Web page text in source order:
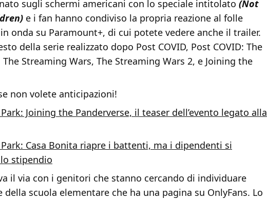
sugli schermi americani con lo speciale intitolato (Not
e i fan hanno condiviso la propria reazione al folle
onda su Paramount+, di cui potete vedere anche il trailer.
della serie realizzato dopo Post COVID, Post COVID: The
The Streaming Wars, The Streaming Wars 2, e Joining the
non volete anticipazioni!
Joining the Panderverse, il teaser dell’evento legato alla
Casa Bonita riapre i battenti, ma i dipendenti si
stipendio
il via con i genitori che stanno cercando di individuare
della scuola elementare che ha una pagina su OnlyFans. Lo